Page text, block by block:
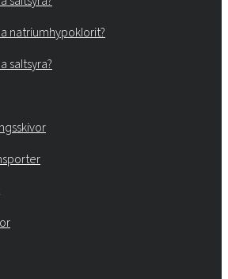
natriumhypoklorit?
saltsyra?